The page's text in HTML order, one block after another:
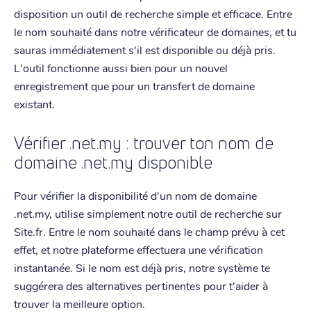
disposition un outil de recherche simple et efficace. Entre
le nom souhaité dans notre vérificateur de domaines, et tu
sauras immédiatement s'il est disponible ou déjà pris.
L'outil fonctionne aussi bien pour un nouvel
enregistrement que pour un transfert de domaine
existant.
Vérifier .net.my : trouver ton nom de
domaine .net.my disponible
Pour vérifier la disponibilité d'un nom de domaine
.net.my, utilise simplement notre outil de recherche sur
Site.fr. Entre le nom souhaité dans le champ prévu à cet
effet, et notre plateforme effectuera une vérification
instantanée. Si le nom est déjà pris, notre système te
suggérera des alternatives pertinentes pour t'aider à
trouver la meilleure option.